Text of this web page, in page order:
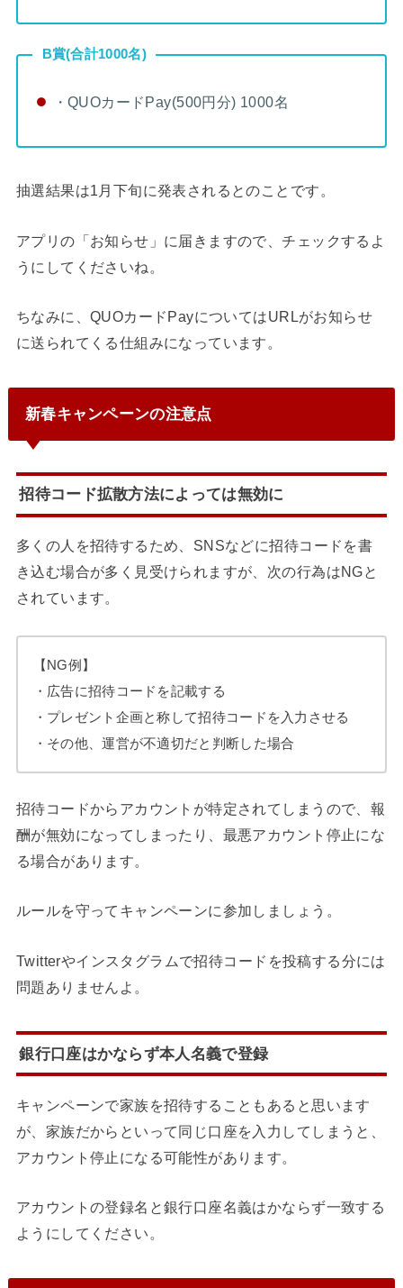
B賞(合計1000名)
・QUOカードPay(500円分) 1000名
抽選結果は1月下旬に発表されるとのことです。
アプリの「お知らせ」に届きますので、チェックするよ
うにしてくださいね。
ちなみに、QUOカードPayについてはURLがお知らせ
に送られてくる仕組みになっています。
新春キャンペーンの注意点
招待コード拡散方法によっては無効に
多くの人を招待するため、SNSなどに招待コードを書
き込む場合が多く見受けられますが、次の行為はNGと
されています。
【NG例】
・広告に招待コードを記載する
・プレゼント企画と称して招待コードを入力させる
・その他、運営が不適切だと判断した場合
招待コードからアカウントが特定されてしまうので、報
酬が無効になってしまったり、最悪アカウント停止にな
る場合があります。
ルールを守ってキャンペーンに参加しましょう。
Twitterやインスタグラムで招待コードを投稿する分には
問題ありませんよ。
銀行口座はかならず本人名義で登録
キャンペーンで家族を招待することもあると思います
が、家族だからといって同じ口座を入力してしまうと、
アカウント停止になる可能性があります。
アカウントの登録名と銀行口座名義はかならず一致する
ようにしてください。